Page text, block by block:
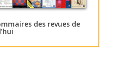
des revues de